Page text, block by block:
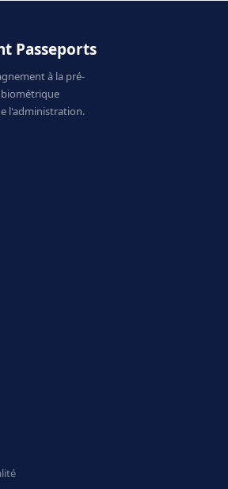
Passeports
à la pré-
l'administration.